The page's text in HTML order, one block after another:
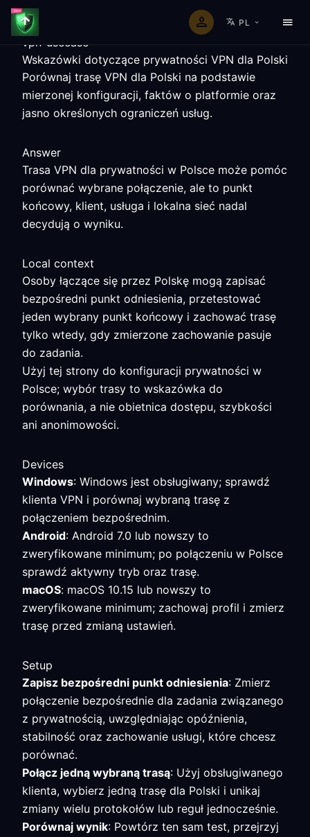
PL
vpn-usecase
Wskazówki dotyczące prywatności VPN dla Polski
Porównaj trasę VPN dla Polski na podstawie
mierzonej konfiguracji, faktów o platformie oraz
jasno określonych ograniczeń usług.
Answer
Trasa VPN dla prywatności w Polsce może pomóc
porównać wybrane połączenie, ale to punkt
końcowy, klient, usługa i lokalna sieć nadal
decydują o wyniku.
Local context
Osoby łączące się przez Polskę mogą zapisać
bezpośredni punkt odniesienia, przetestować
jeden wybrany punkt końcowy i zachować trasę
tylko wtedy, gdy zmierzone zachowanie pasuje
do zadania.
Użyj tej strony do konfiguracji prywatności w
Polsce; wybór trasy to wskazówka do
porównania, a nie obietnica dostępu, szybkości
ani anonimowości.
Devices
Windows: Windows jest obsługiwany; sprawdź
klienta VPN i porównaj wybraną trasę z
połączeniem bezpośrednim.
Android: Android 7.0 lub nowszy to
zweryfikowane minimum; po połączeniu w Polsce
sprawdź aktywny tryb oraz trasę.
macOS: macOS 10.15 lub nowszy to
zweryfikowane minimum; zachowaj profil i zmierz
trasę przed zmianą ustawień.
Setup
Zapisz bezpośredni punkt odniesienia: Zmierz
połączenie bezpośrednie dla zadania związanego
z prywatnością, uwzględniając opóźnienia,
stabilność oraz zachowanie usługi, które chcesz
porównać.
Połącz jedną wybraną trasą: Użyj obsługiwanego
klienta, wybierz jedną trasę dla Polski i unikaj
zmiany wielu protokołów lub reguł jednocześnie.
Porównaj wynik: Powtórz ten sam test, przejrzyj